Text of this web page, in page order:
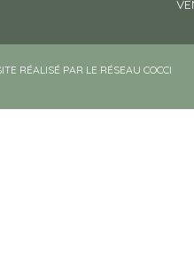
RÉALISÉ PAR LE RÉSEAU COCCI